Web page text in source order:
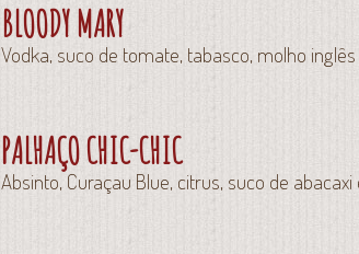
BLOODY MARY
Vodka, suco de tomate, tabasco, molho
PALHAÇO CHIC-CHIC
Absinto, Curaçau Blue, citrus, suco de